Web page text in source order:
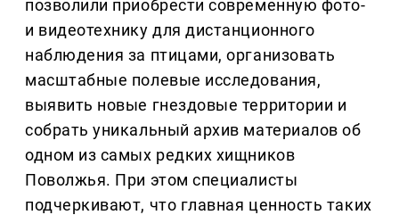
позволили приобрести современную фото-
и видеотехнику для дистанционного
наблюдения за птицами, организовать
масштабные полевые исследования,
выявить новые гнездовые территории и
собрать уникальный архив материалов об
одном из самых редких хищников
Поволжья. При этом специалисты
подчеркивают, что главная ценность таких